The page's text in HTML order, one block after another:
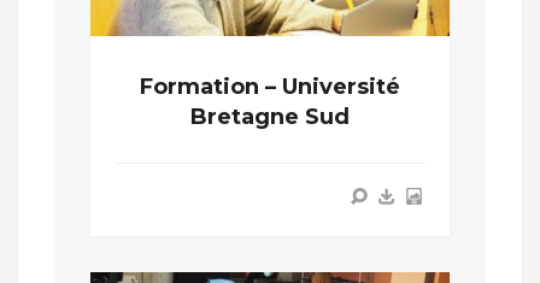
Formation – Université
Bretagne Sud